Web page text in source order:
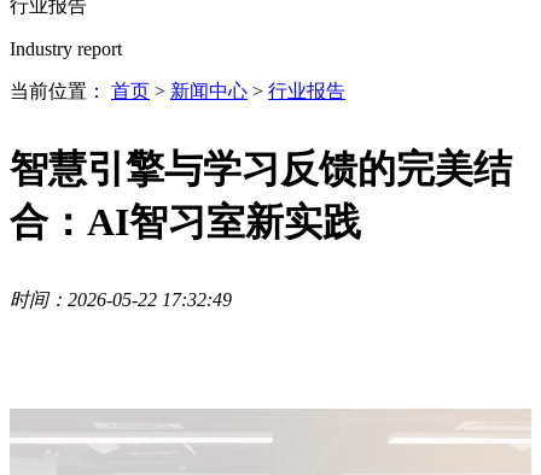
行业报告
Industry report
当前位置： 首页 > 新闻中心 > 行业报告
智慧引擎与学习反馈的完美结
合：AI智习室新实践
时间：2026-05-22 17:32:49